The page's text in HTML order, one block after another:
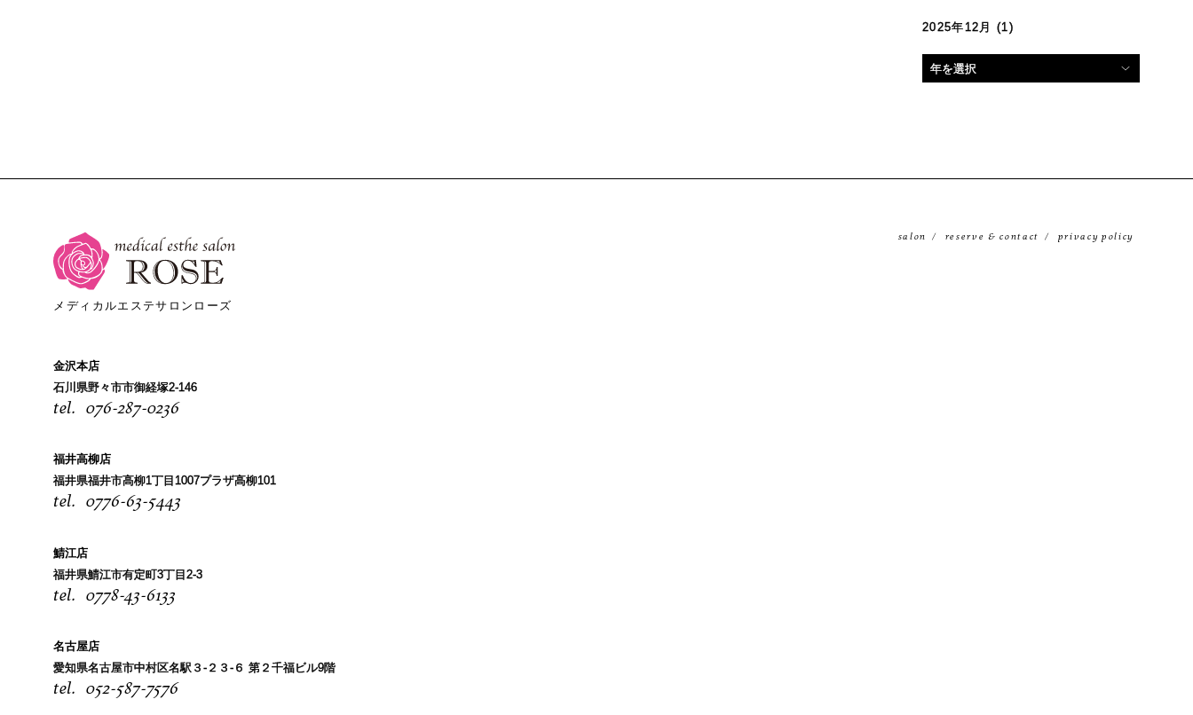
2025年12月 (1)
メディカルエステサロンローズ
金沢本店
石川県野々市市御経塚2-146
076-287-0236
福井高柳店
福井県福井市高柳1丁目1007プラザ高柳101
0776-63-5443
鯖江店
福井県鯖江市有定町3丁目2-3
0778-43-6133
名古屋店
愛知県名古屋市中村区名駅３-２３-６ 第２千福ビル9階
052-587-7576
salon reserve & contact privacy policy